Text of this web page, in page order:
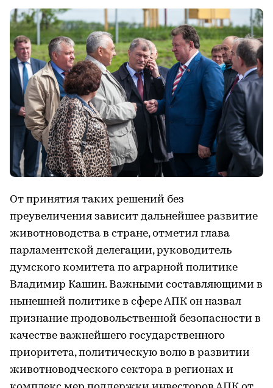
От принятия таких решений без
преувеличения зависит дальнейшее развитие
животноводства в стране, отметил глава
парламентской делегации, руководитель
думского комитета по аграрной политике
Владимир Кашин. Важными составляющими в
нынешней политике в сфере АПК он назвал
признание продовольственной безопасности в
качестве важнейшего государственного
приоритета, политическую волю в развитии
животноводческого сектора в регионах и